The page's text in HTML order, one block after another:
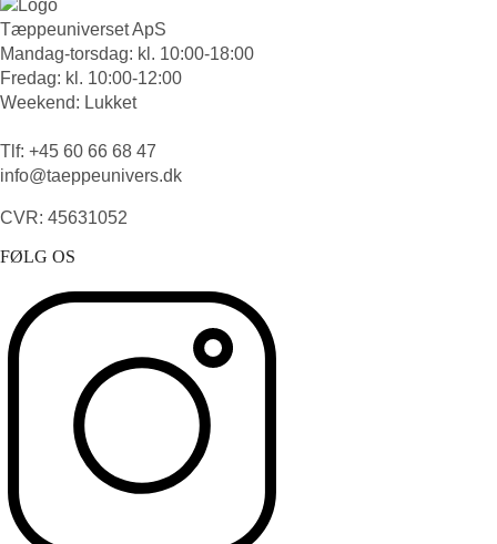
Tæppeuniverset ApS
Mandag-torsdag: kl. 10:00-18:00
Fredag: kl. 10:00-12:00
Weekend: Lukket
Tlf: +45 60 66 68 47
info@taeppeunivers.dk
CVR: 45631052
FØLG OS